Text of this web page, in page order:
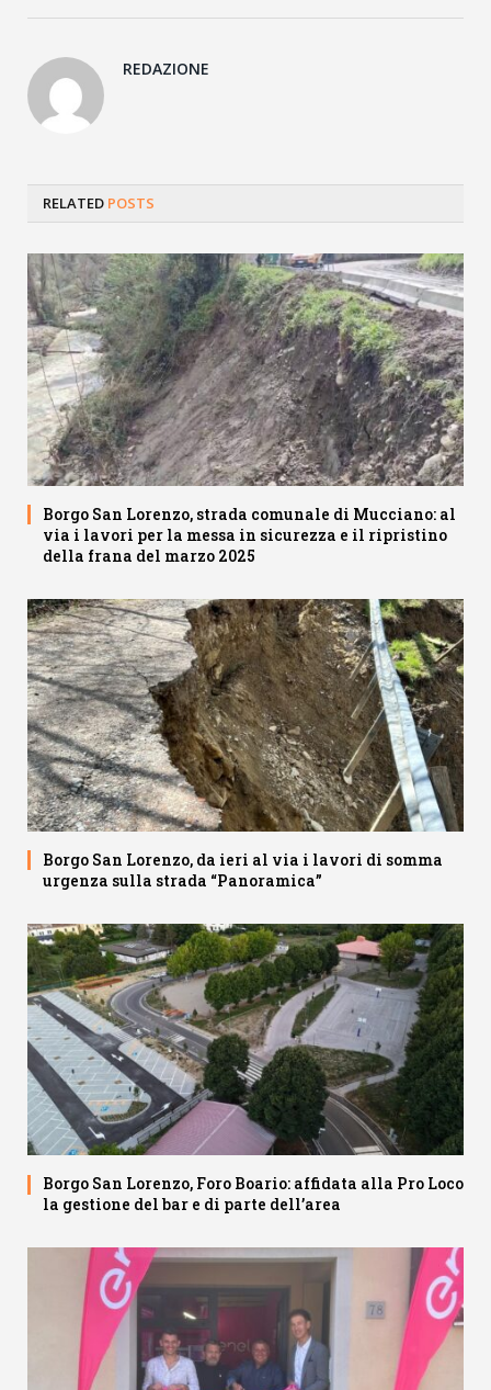
REDAZIONE
RELATED POSTS
Borgo San Lorenzo, strada comunale di Mucciano: al
via i lavori per la messa in sicurezza e il ripristino
della frana del marzo 2025
Borgo San Lorenzo, da ieri al via i lavori di somma
urgenza sulla strada “Panoramica”
Borgo San Lorenzo, Foro Boario: affidata alla Pro Loco
la gestione del bar e di parte dell’area